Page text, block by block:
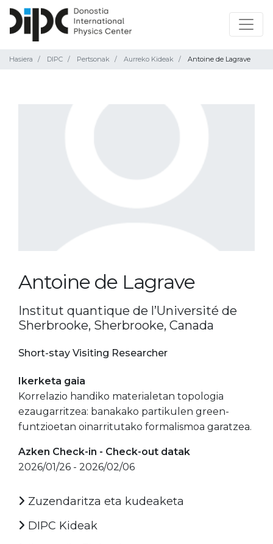
Hasiera DIPC Pertsonak Aurreko Kideak Antoine de Lagrave
Antoine de Lagrave
Institut quantique de l’Université de
Sherbrooke, Sherbrooke, Canada
Short-stay Visiting Researcher
Ikerketa gaia
Korrelazio handiko materialetan topologia
ezaugarritzea: banakako partikulen green-
funtzioetan oinarritutako formalismoa garatzea.
Azken Check-in - Check-out datak
2026/01/26 - 2026/02/06
Zuzendaritza eta kudeaketa
DIPC Kideak